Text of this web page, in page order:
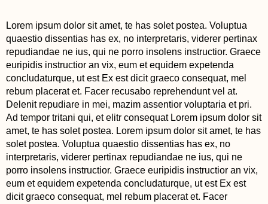
Lorem ipsum dolor sit amet, te has solet postea. Voluptua
quaestio dissentias has ex, no interpretaris, viderer pertinax
repudiandae ne ius, qui ne porro insolens instructior. Graece
euripidis instructior an vix, eum et equidem expetenda
concludaturque, ut est Ex est dicit graeco consequat, mel
rebum placerat et. Facer recusabo reprehendunt vel at.
Delenit repudiare in mei, mazim assentior voluptaria et pri.
Ad tempor tritani qui, et elitr consequat Lorem ipsum dolor sit
amet, te has solet postea. Lorem ipsum dolor sit amet, te has
solet postea. Voluptua quaestio dissentias has ex, no
interpretaris, viderer pertinax repudiandae ne ius, qui ne
porro insolens instructior. Graece euripidis instructior an vix,
eum et equidem expetenda concludaturque, ut est Ex est
dicit graeco consequat, mel rebum placerat et. Facer